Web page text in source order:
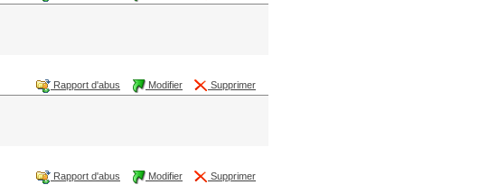
Rapport d'abus Modifier Supprimer
Rapport d'abus Modifier Supprimer